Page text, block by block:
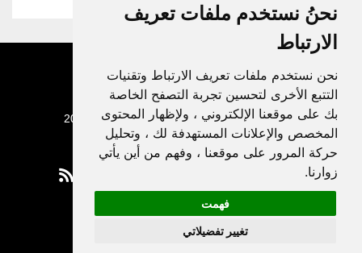
نحنُ نستخدم ملفات تعريف
الارتباط
نحن نستخدم ملفات تعريف الارتباط وتقنيات
التتبع الأخرى لتحسين تجربة التصفح الخاصة
بك على موقعنا الإلكتروني ، ولإظهار المحتوى
المخصص والإعلانات المستهدفة لك ، وتحليل
حركة المرور على موقعنا ، وفهم من أين يأتي
زوارنا.
فهمت
تغيير تفضيلاتي
جميع الحقوق محفوظة لدنيا الوطن © 2003 - 2022
Privacy Policy